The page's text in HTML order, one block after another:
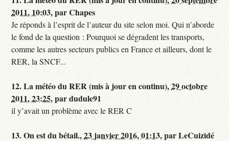
2011, 10:03,parChapes
Je réponds à l’esprit de l’auteur du site selon moi. Qui n’aborde
le fond de la question : Pourquoi se dégradent les transports,
comme les autres secteurs publics en France et ailleurs, dont le
RER, la SNCF...
12.La météo du RER (mis à jour en continu),29 octobre
2011, 23:25,pardudule91
il y’avait un problème avec le RER C
13.On est du bétail.,23 janvier 2016, 01:13,parLeCuizidé